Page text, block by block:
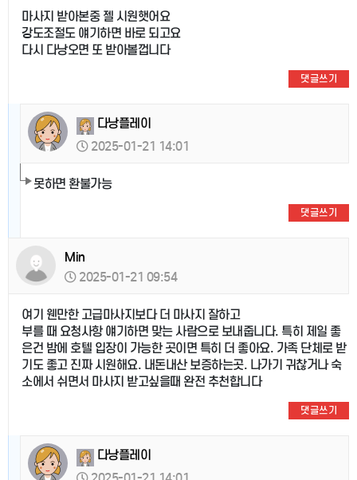
마사지 받아본중 젤 시원햇어요
강도조절도 얘기하면 바로 되고요
다시 다낭오면 또 받아볼껍니다
댓글쓰기
다낭플레이
2025-01-21 14:01
못하면 환불가능
댓글쓰기
Min
2025-01-21 09:54
여기 웬만한 고급마사지보다 더 마사지 잘하고
부를 때 요청사항 얘기하면 맞는 사람으로 보내줍니다. 특히 제일 좋
은건 밤에 호텔 입장이 가능한 곳이면 특히 더 좋아요. 가족 단체로 받
기도 좋고 진짜 시원해요. 내돈내산 보증하는곳. 나가기 귀찮거나 숙
소에서 쉬면서 마사지 받고싶을때 완전 추천합니다
댓글쓰기
다낭플레이